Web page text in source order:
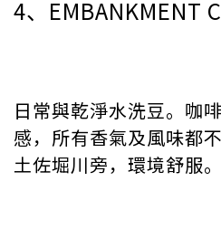
4、EMBANKMENT
日常與乾淨水洗豆。咖
感，所有香氣及風味都
土佐堀川旁，環境舒服